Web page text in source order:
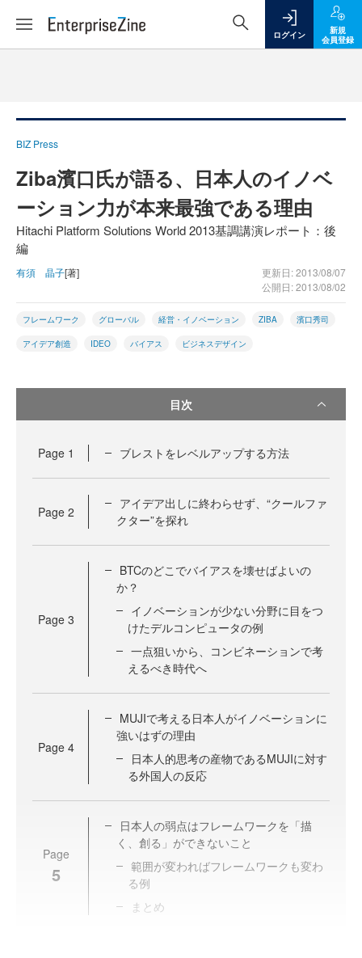
ログイン
新規
会員登録
BIZ Press
Ziba濱口氏が語る、日本人のイノベ
ーション力が本来最強である理由
Hitachi Platform Solutions World 2013基調講演レポート：後
編
有須 晶子[著]
更新日: 2013/08/07
公開日: 2013/08/02
フレームワーク グローバル 経営・イノベーション ZIBA 濱口秀司
アイデア創造 IDEO バイアス ビジネスデザイン
目次
Page 1 ブレストをレベルアップする方法
Page 2
アイデア出しに終わらせず、“クールファ
クター”を探れ
Page 3
BTCのどこでバイアスを壊せばよいの
か？
イノベーションが少ない分野に目をつ
けたデルコンピュータの例
一点狙いから、コンビネーションで考
えるべき時代へ
Page 4
MUJIで考える日本人がイノベーションに
強いはずの理由
日本人的思考の産物であるMUJIに対す
る外国人の反応
Page
5
日本人の弱点はフレームワークを「描
く、創る」ができないこと
範囲が変わればフレームワークも変わ
る例
まとめ